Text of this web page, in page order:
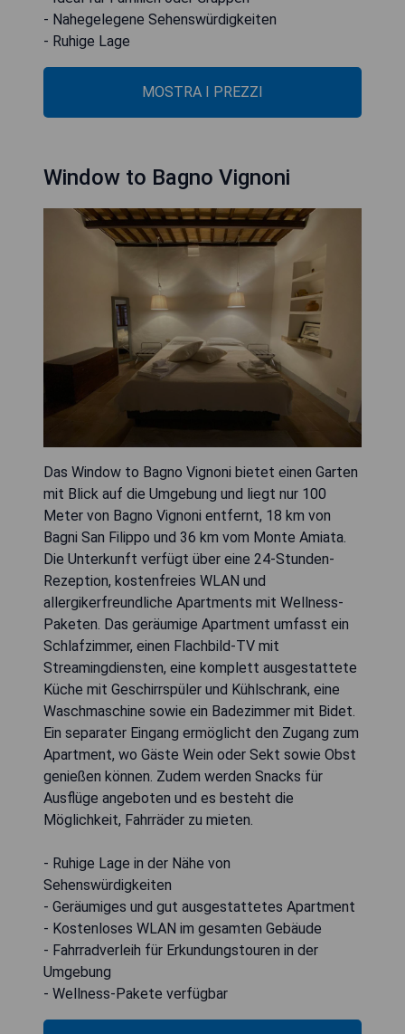
- Nahegelegene Sehenswürdigkeiten
- Ruhige Lage
MOSTRA I PREZZI
Window to Bagno Vignoni
Das Window to Bagno Vignoni bietet einen Garten
mit Blick auf die Umgebung und liegt nur 100
Meter von Bagno Vignoni entfernt, 18 km von
Bagni San Filippo und 36 km vom Monte Amiata.
Die Unterkunft verfügt über eine 24-Stunden-
Rezeption, kostenfreies WLAN und
allergikerfreundliche Apartments mit Wellness-
Paketen. Das geräumige Apartment umfasst ein
Schlafzimmer, einen Flachbild-TV mit
Streamingdiensten, eine komplett ausgestattete
Küche mit Geschirrspüler und Kühlschrank, eine
Waschmaschine sowie ein Badezimmer mit Bidet.
Ein separater Eingang ermöglicht den Zugang zum
Apartment, wo Gäste Wein oder Sekt sowie Obst
genießen können. Zudem werden Snacks für
Ausflüge angeboten und es besteht die
Möglichkeit, Fahrräder zu mieten.
- Ruhige Lage in der Nähe von
Sehenswürdigkeiten
- Geräumiges und gut ausgestattetes Apartment
- Kostenloses WLAN im gesamten Gebäude
- Fahrradverleih für Erkundungstouren in der
Umgebung
- Wellness-Pakete verfügbar